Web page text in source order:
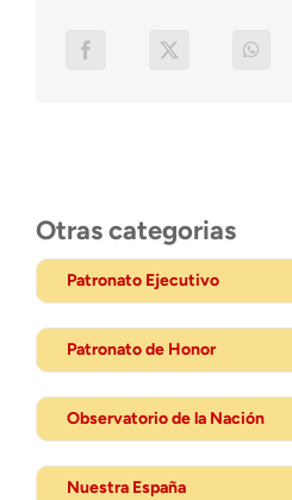
Otras categorias
Patronato Ejecutivo
Patronato de Honor
Observatorio de la Nación
Nuestra España